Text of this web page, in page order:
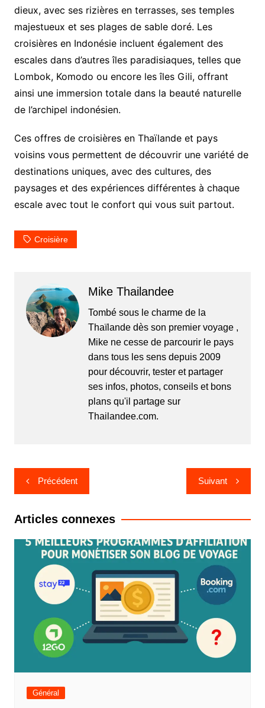
dieux, avec ses rizières en terrasses, ses temples
majestueux et ses plages de sable doré. Les
croisières en Indonésie incluent également des
escales dans d’autres îles paradisiaques, telles que
Lombok, Komodo ou encore les îles Gili, offrant
ainsi une immersion totale dans la beauté naturelle
de l’archipel indonésien.
Ces offres de croisières en Thaïlande et pays
voisins vous permettent de découvrir une variété de
destinations uniques, avec des cultures, des
paysages et des expériences différentes à chaque
escale avec tout le confort qui vous suit partout.
Croisière
Mike Thailandee
Tombé sous le charme de la
Thaïlande dès son premier voyage ,
Mike ne cesse de parcourir le pays
dans tous les sens depuis 2009
pour découvrir, tester et partager
ses infos, photos, conseils et bons
plans qu'il partage sur
Thailandee.com.
Navigation
de
l’article
Précédent Suivant
Articles connexes
Général